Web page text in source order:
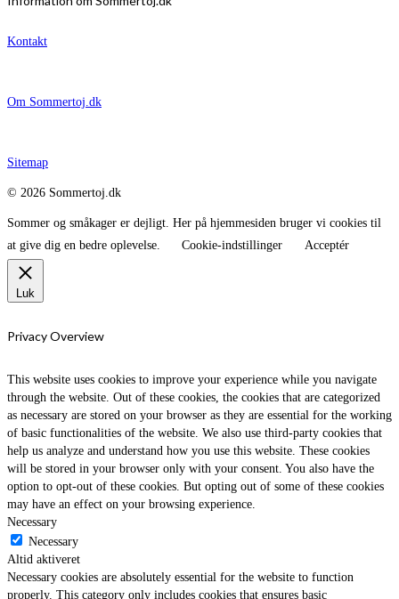
Kontakt
Om Sommertoj.dk
Sitemap
© 2026 Sommertoj.dk
Sommer og småkager er dejligt. Her på hjemmesiden bruger vi cookies til
at give dig en bedre oplevelse.
Cookie-indstillinger Acceptér
Luk
Privacy Overview
This website uses cookies to improve your experience while you navigate
through the website. Out of these cookies, the cookies that are categorized
as necessary are stored on your browser as they are essential for the working
of basic functionalities of the website. We also use third-party cookies that
help us analyze and understand how you use this website. These cookies
will be stored in your browser only with your consent. You also have the
option to opt-out of these cookies. But opting out of some of these cookies
may have an effect on your browsing experience.
Necessary
Necessary
Altid aktiveret
Necessary cookies are absolutely essential for the website to function
properly. This category only includes cookies that ensures basic